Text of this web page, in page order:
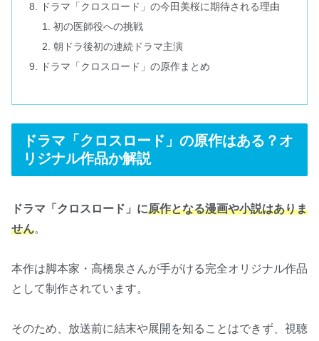
ドラマ「クロスロード」の今田美桜に期待される理由
初の医師役への挑戦
朝ドラ後初の連続ドラマ主演
ドラマ「クロスロード」の原作まとめ
ドラマ「クロスロード」の原作はある？オ
リジナル作品か解説
ドラマ「クロスロード」に原作となる漫画や小説はありま
せん。
本作は脚本家・高橋泉さんが手がける完全オリジナル作品
として制作されています。
そのため、放送前に結末や展開を知ることはできず、視聴